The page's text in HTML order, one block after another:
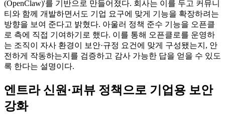
(OpenClaw)'를 기반으로 만들어졌다. 회사는 이를 두고 커뮤니
티와 함께 개발하면서도 기업 요구에 맞게 기능을 확장하려는
방향을 보여 준다고 밝혔다. 아울러 정책 준수 기능을 오픈클
로 측에 직접 기여하기로 했다. 이를 통해 오픈클로를 운영하
는 조직이 자사 환경이 보안·규정 요건에 맞게 구성됐는지, 안
전하게 작동하는지를 검증하고 감사 가능한 답을 얻을 수 있도
록 한다는 설명이다.
엔트라 신원·퍼뷰 정책으로 기업용 보안
강화